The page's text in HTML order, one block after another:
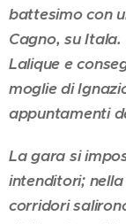
battesimo con
Cagno, su
Lalique e
moglie di
appuntamenti
La gara si
intenditori;
corridori